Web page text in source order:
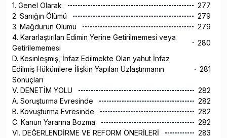
1. Genel Olarak
277
2. Sanığın Ölümü
279
3. Mağdurun Ölümü
279
4. Kararlaştırılan Edimin Yerine Getirilmemesi veya
Getirilememesi
280
D. Kesinleşmiş, İnfaz Edilmekte Olan yahut İnfaz
Edilmiş Hükümlere İlişkin Yapılan Uzlaştırmanın
Sonuçları
281
V. DENETİM YOLU
282
A. Soruşturma Evresinde
282
B. Kovuşturma Evresinde
282
C. Kanun Yararına Bozma
282
VI. DEĞERLENDİRME VE REFORM ÖNERİLERİ
283